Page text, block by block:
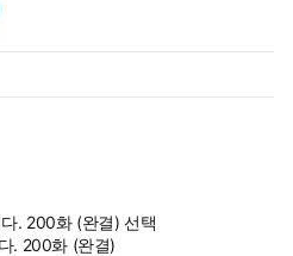
. 200화 (완결) 선택
. 200화 (완결)